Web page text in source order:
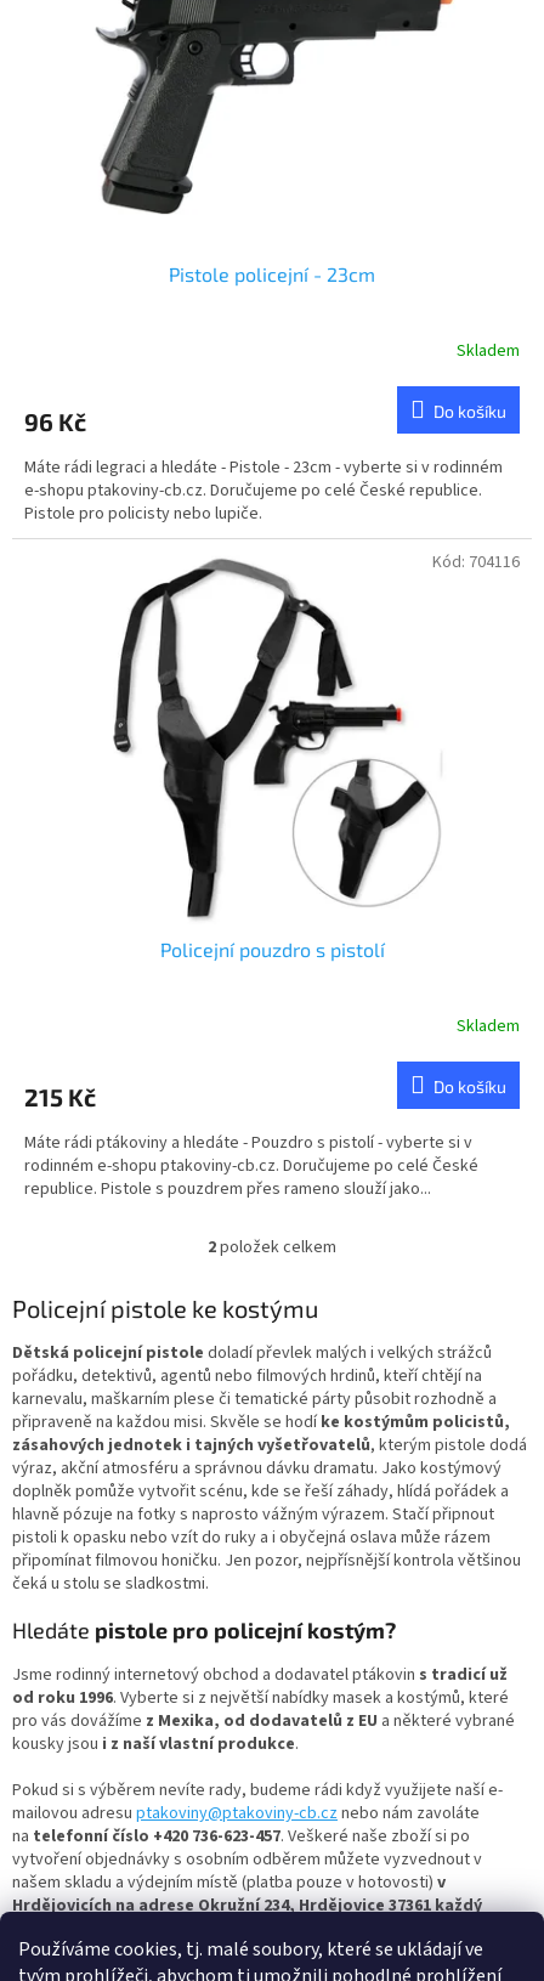
Používáme cookies, tj. malé soubory, které se ukládají ve
Pistole policejní - 23cm
Skladem
96 Kč Do košíku
Máte rádi legraci a hledáte - Pistole - 23cm - vyberte si v rodinném
e-shopu ptakoviny-cb.cz. Doručujeme po celé České republice.
Pistole pro policisty nebo lupiče.
Policejní pouzdro s pistolí
Skladem
215 Kč Do košíku
Máte rádi ptákoviny a hledáte - Pouzdro s pistolí - vyberte si v
rodinném e-shopu ptakoviny-cb.cz. Doručujeme po celé České
republice. Pistole s pouzdrem přes rameno slouží jako...
Kód: 704116
O
l
á
d
a
c
í
p
r
v
k
y
v
i
s
u
2položek celkem
Policejní pistole ke kostýmu
Dětská policejní pistole doladí převlek malých i velkých strážců
pořádku, detektivů, agentů nebo filmových hrdinů, kteří chtějí na
karnevalu, maškarním plese či tematické párty působit rozhodně a
připraveně na každou misi. Skvěle se hodíke kostýmům policistů,
zásahových jednotek i tajných vyšetřovatelů, kterým pistole dodá
výraz, akční atmosféru a správnou dávku dramatu. Jako kostýmový
doplněk pomůže vytvořit scénu, kde se řeší záhady, hlídá pořádek a
hlavně pózuje na fotky s naprosto vážným výrazem. Stačí připnout
pistoli k opasku nebo vzít do ruky a i obyčejná oslava může rázem
připomínat filmovou honičku. Jen pozor, nejpřísnější kontrola většinou
čeká u stolu se sladkostmi.
Hledáte pistole pro policejní kostým?
Jsme rodinný internetový obchod a dodavatel ptákovin s tradicí už
od roku 1996. Vyberte si z největší nabídky masek a kostýmů, které
pro vás dovážíme z Mexika, od dodavatelů z EU a některé vybrané
kousky jsou i z naší vlastní produkce.
Pokud si s výběrem nevíte rady, budeme rádi když využijete naší e-
mailovou adresu ptakoviny@ptakoviny-cb.cznebo nám zavoláte
na telefonní číslo +420 736-623-457. Veškeré naše zboží si po
vytvoření objednávky s osobním odběrem můžete vyzvednout v
našem skladu a výdejním místě (platba pouze v hotovosti) v
Hrdějovicích na adrese Okružní 234, Hrdějovice 37361 každý
Nejbohatší člověk je ten, kdo se umí celý život smát a radovat,